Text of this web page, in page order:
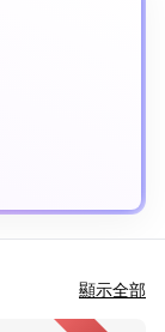
顯示全部